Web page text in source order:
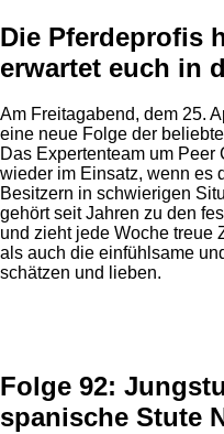
Die Pferdeprofis
erwartet euch in
Am Freitagabend, dem 25.
eine neue Folge der
Das Expertenteam um
wieder im Einsatz, wenn es
Besitzern in schwierigen
gehört seit Jahren zu den
und zieht jede Woche treue
als auch die einfühlsame
schätzen und lieben.
Folge 92:
spanische Stute